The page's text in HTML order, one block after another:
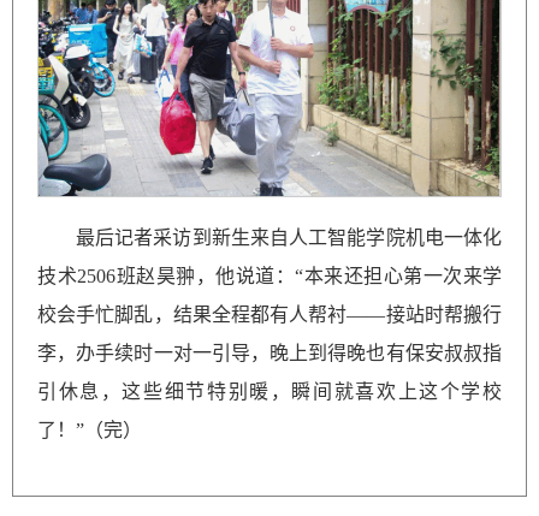
最后记者采访到新生来自人工智能学院机电一体化
技术2506班赵昊翀，他说道：“本来还担心第一次来学
校会手忙脚乱，结果全程都有人帮衬——接站时帮搬行
李，办手续时一对一引导，晚上到得晚也有保安叔叔指
引休息，这些细节特别暖，瞬间就喜欢上这个学校
了！”（完）